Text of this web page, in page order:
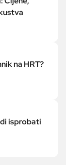
na HRT?
isprobati